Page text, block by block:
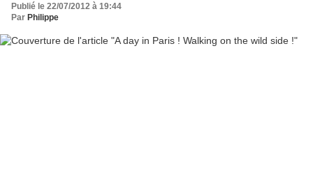
Publié le 22/07/2012 à 19:44
Par Philippe